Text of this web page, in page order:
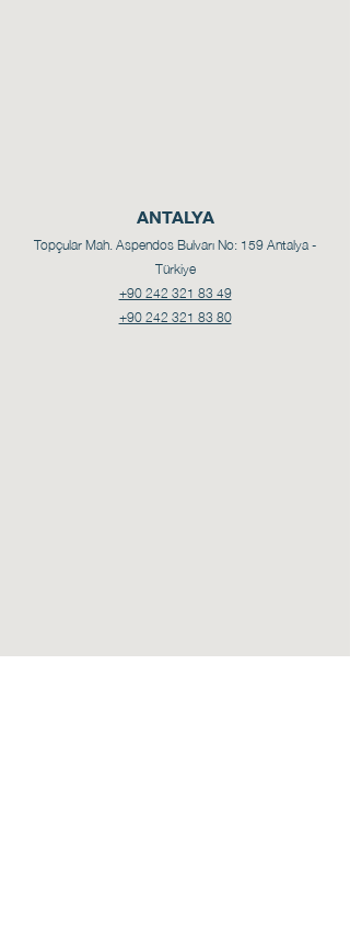
ANTALYA
Topçular Mah. Aspendos Bulvarı No: 159 Antalya -
Türkiye
+90 242 321 83 49
+90 242 321 83 80